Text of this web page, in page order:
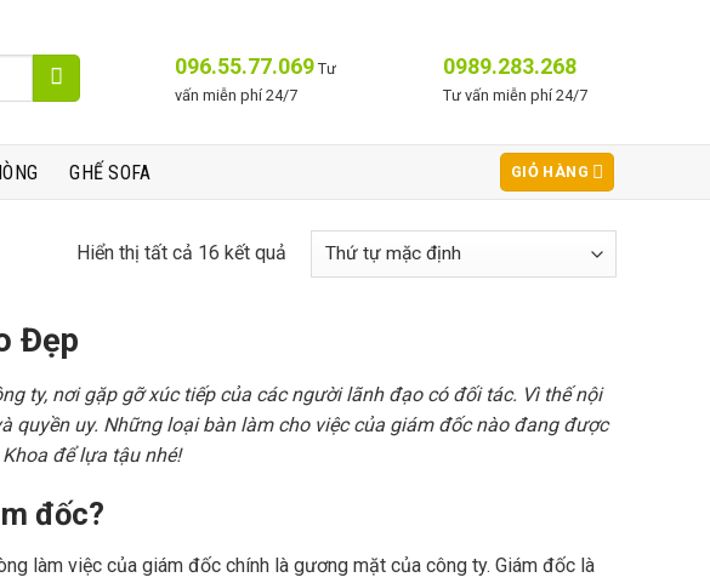
096.55.77.069 Tư
vấn miễn phí 24/7
0989.283.268
Tư vấn miễn phí 24/7
GHẾ SOFA GIỎ HÀNG
Hiển thị tất cả 16 kết quả
Đẹp
ty, nơi gặp gỡ xúc tiếp của các người lãnh đạo có đối tác. Vì thế nội
uy. Những loại bàn làm cho việc của giám đốc nào đang được
để lựa tậu nhé!
đốc?
làm việc của giám đốc chính là gương mặt của công ty. Giám đốc là